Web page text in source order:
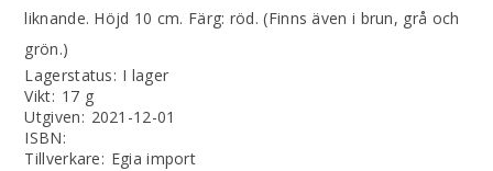
liknande. Höjd 10 cm. Färg: röd. (Finns även i brun, grå och
grön.)
Lagerstatus: I lager
Vikt: 17 g
Utgiven: 2021-12-01
ISBN:
Tillverkare: Egia import